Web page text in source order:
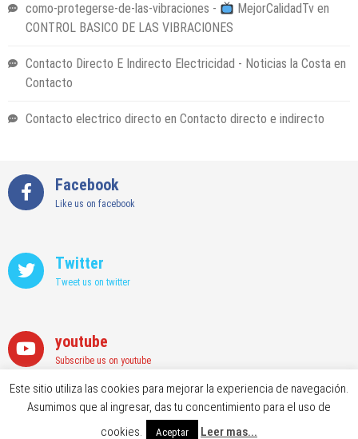
como-protegerse-de-las-vibraciones - MejorCalidadTv en
CONTROL BASICO DE LAS VIBRACIONES
Contacto Directo E Indirecto Electricidad - Noticias la Costa en
Contacto
Contacto electrico directo en Contacto directo e indirecto
Facebook
Like us on facebook
Twitter
Tweet us on twitter
youtube
Subscribe us on youtube
Copyright © 2026 SatirNet Safety - Powered By
WordPress
Designed & Developed bySparkle WP
Este sitio utiliza las cookies para mejorar la experiencia de navegación.
Asumimos que al ingresar, das tu concentimiento para el uso de
cookies.
Aceptar Leer mas...